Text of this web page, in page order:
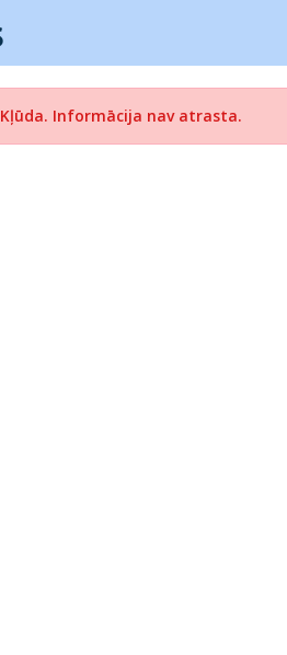
Kļūda. Informācija nav atrasta.